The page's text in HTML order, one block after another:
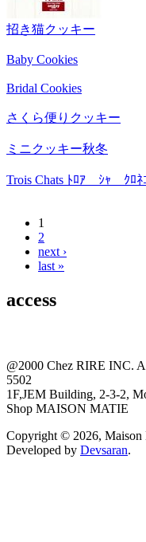
招き猫クッキー
Baby Cookies
Bridal Cookies
さくら便りクッキー
ミニクッキー秋冬
Trois Chats ﾄﾛｱ ｼｬ ｸﾛﾈ
Pages
1
2
next ›
last »
access
@2000 Chez RIRE INC.
5502
1F,JEM Building, 2-3-2,
Shop MAISON MATIE
Copyright © 2026, Maison
Developed by Devsaran.